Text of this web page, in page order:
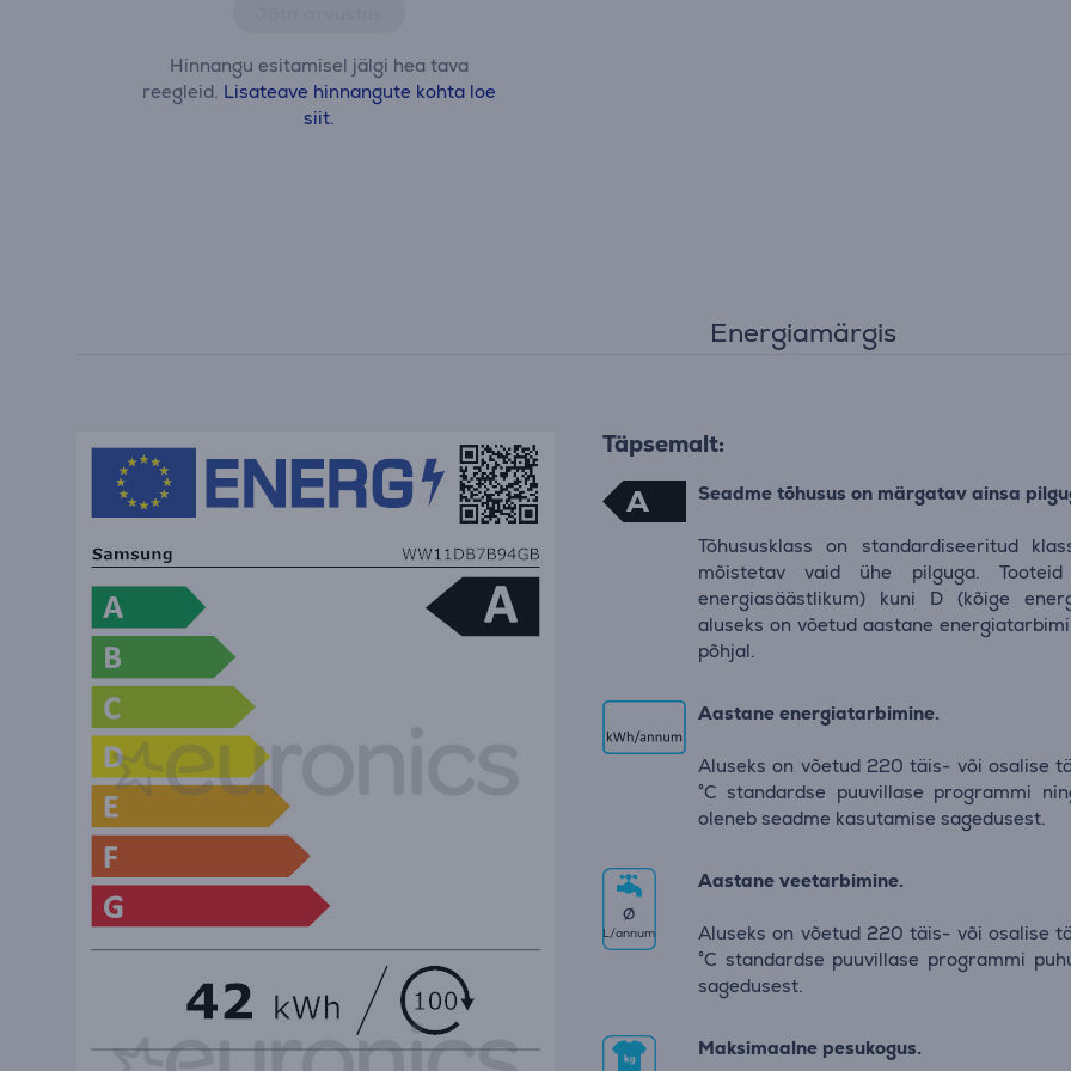
Hinnangu esitamisel jälgi hea tava
reegleid. Lisateave hinnangute kohta loe
siit.
Energiamärgis
Täpsemalt:
A Seadme tõhusus on märgatav ainsa
Tõhususklass on standardiseeritud
mõistetav vaid ühe pilguga.
energiasäästlikum) kuni D (kõige
aluseks on võetud aastane
põhjal.
Aastane energiatarbimine.
Aluseks on võetud 220 täis- või osalise
°C standardse puuvillase programmi
oleneb seadme kasutamise sagedusest.
∅
L/annum
Aastane veetarbimine.
Aluseks on võetud 220 täis- või osalise
°C standardse puuvillase programmi
sagedusest.
Maksimaalne pesukogus.